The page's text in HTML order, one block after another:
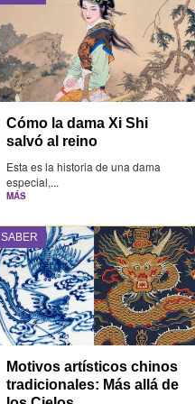
Cómo la dama Xi Shi
salvó al reino
Esta es la historia de una dama
especial,...
MÁS
SABER
Motivos artísticos chinos
tradicionales: Más allá de